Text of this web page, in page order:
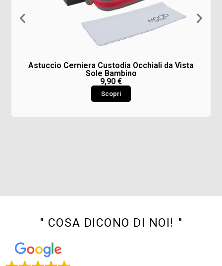
Astuccio Cerniera Custodia Occhiali da Vista
Sole Bambino
9,90 €
Scopri
" COSA DICONO DI NOI! "